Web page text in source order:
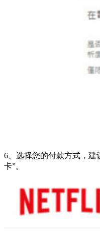
6、选择您的付款方式，建
卡”。